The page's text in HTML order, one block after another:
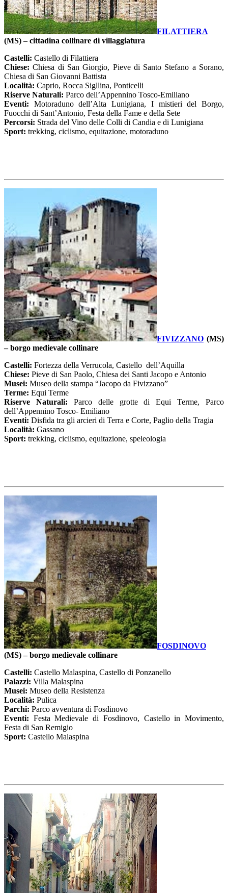
FILATTIERA
(MS) – cittadina collinare di villaggiatura
Castelli: Castello di Filattiera
Chiese: Chiesa di San Giorgio, Pieve di Santo Stefano a Sorano,
Chiesa di San Giovanni Battista
Località: Caprio, Rocca Sigllina, Ponticelli
Riserve Naturali: Parco dell’Appennino Tosco-Emiliano
Eventi: Motoraduno dell’Alta Lunigiana, I mistieri del Borgo,
Fuocchi di Sant’Antonio, Festa della Fame e della Sete
Percorsi: Strada del Vino delle Colli di Candia e di Lunigiana
Sport: trekking, ciclismo, equitazione, motoraduno
FIVIZZANO (MS)
– borgo medievale collinare
Castelli: Fortezza della Verrucola, Castello dell’Aquilla
Chiese: Pieve di San Paolo, Chiesa dei Santi Jacopo e Antonio
Musei: Museo della stampa “Jacopo da Fivizzano”
Terme: Equi Terme
Riserve Naturali: Parco delle grotte di Equi Terme, Parco
dell’Appennino Tosco- Emiliano
Eventi: Disfida tra gli arcieri di Terra e Corte, Paglio della Tragia
Località: Gassano
Sport: trekking, ciclismo, equitazione, speleologia
FOSDINOVO
(MS) – borgo medievale collinare
Castelli: Castello Malaspina, Castello di Ponzanello
Palazzi: Villa Malaspina
Musei: Museo della Resistenza
Località: Pulica
Parchi: Parco avventura di Fosdinovo
Eventi: Festa Medievale di Fosdinovo, Castello in Movimento,
Festa di San Remigio
Sport: Castello Malaspina